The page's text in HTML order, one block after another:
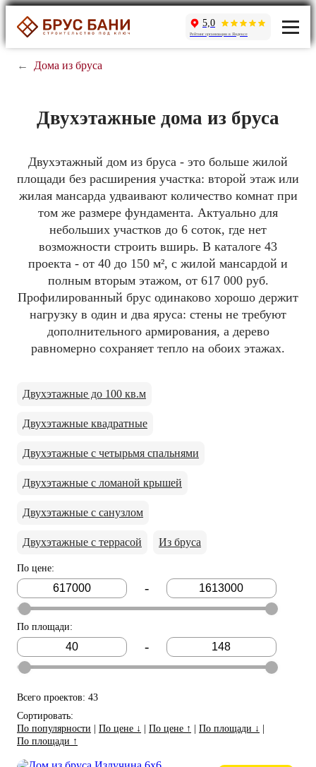
5,0
Рейтинг организации в Яндексе
← Дома из бруса
Двухэтажные дома из бруса
Двухэтажный дом из бруса - это больше жилой
площади без расширения участка: второй этаж или
жилая мансарда удваивают количество комнат при
том же размере фундамента. Актуально для
небольших участков до 6 соток, где нет
возможности строить вширь. В каталоге 43
проекта - от 40 до 150 м², с жилой мансардой и
полным вторым этажом, от 617 000 руб.
Профилированный брус одинаково хорошо держит
нагрузку в один и два яруса: стены не требуют
дополнительного армирования, а дерево
равномерно сохраняет тепло на обоих этажах.
Двухэтажные до 100 кв.м
Двухэтажные квадратные
Двухэтажные с четырьмя спальнями
Двухэтажные с ломаной крышей
Двухэтажные с санузлом
Двухэтажные с террасой Из бруса
По цене:
-
По площади:
-
Всего проектов: 43
Сортировать:
По популярности
По цене ↓ По цене ↑ По площади ↓
По площади ↑